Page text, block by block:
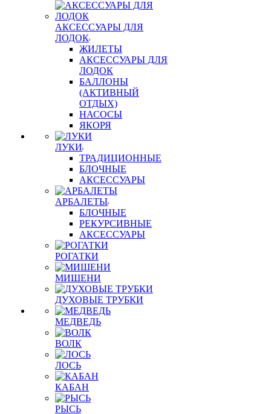
АКСЕССУАРЫ ДЛЯ
ЛОДОК
ЖИЛЕТЫ
АКСЕССУАРЫ ДЛЯ
ЛОДОК
БАЛЛОНЫ
(АКТИВНЫЙ
ОТДЫХ)
НАСОСЫ
ЯКОРЯ
ЛУКИ
ТРАДИЦИОННЫЕ
БЛОЧНЫЕ
АКСЕССУАРЫ
АРБАЛЕТЫ
БЛОЧНЫЕ
РЕКУРСИВНЫЕ
АКСЕССУАРЫ
РОГАТКИ
МИШЕНИ
ДУХОВЫЕ ТРУБКИ
МЕДВЕДЬ
ВОЛК
ЛОСЬ
КАБАН
РЫСЬ